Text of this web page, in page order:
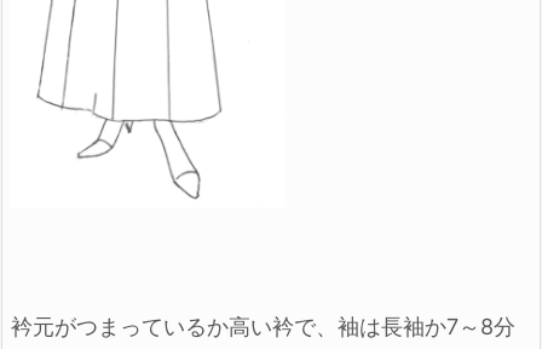
衿元がつまっているか高い衿で、 袖は長袖か7～8分